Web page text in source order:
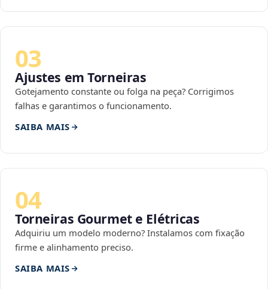
03
Ajustes em Torneiras
Gotejamento constante ou folga na peça? Corrigimos
falhas e garantimos o funcionamento.
SAIBA MAIS
04
Torneiras Gourmet e Elétricas
Adquiriu um modelo moderno? Instalamos com fixação
firme e alinhamento preciso.
SAIBA MAIS